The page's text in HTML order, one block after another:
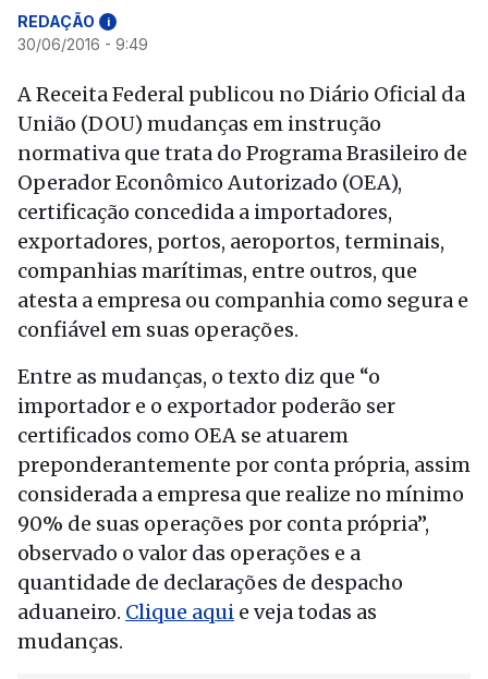
REDAÇÃO i
30/06/2016 - 9:49
A Receita Federal publicou no Diário Oficial da
União (DOU) mudanças em instrução
normativa que trata do Programa Brasileiro de
Operador Econômico Autorizado (OEA),
certificação concedida a importadores,
exportadores, portos, aeroportos, terminais,
companhias marítimas, entre outros, que
atesta a empresa ou companhia como segura e
confiável em suas operações.
Entre as mudanças, o texto diz que “o
importador e o exportador poderão ser
certificados como OEA se atuarem
preponderantemente por conta própria, assim
considerada a empresa que realize no mínimo
90% de suas operações por conta própria”,
observado o valor das operações e a
quantidade de declarações de despacho
aduaneiro. Clique aqui e veja todas as
mudanças.